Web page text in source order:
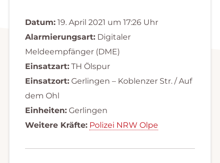
Datum:19. April 2021 um 17:26 Uhr
Alarmierungsart:Digitaler
Meldeempfänger (DME)
Einsatzart:TH Ölspur
Einsatzort:Gerlingen – Koblenzer Str. / Auf
dem Ohl
Einheiten:Gerlingen
Weitere Kräfte: Polizei NRW Olpe